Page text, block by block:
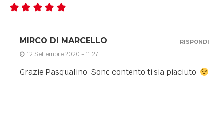
MIRCO DI MARCELLO
12 Settembre 2020 - 11:27
Grazie Pasqualino! Sono contento ti sia piaciuto!
RISPONDI